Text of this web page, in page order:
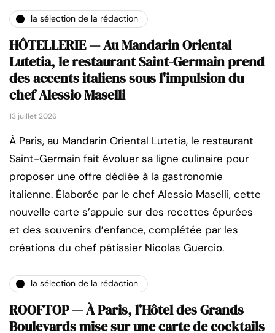
la sélection de la rédaction
HÔTELLERIE — Au Mandarin Oriental
Lutetia, le restaurant Saint-Germain prend
des accents italiens sous l'impulsion du
chef Alessio Maselli
13 juillet 2026
À Paris, au Mandarin Oriental Lutetia, le restaurant
Saint-Germain fait évoluer sa ligne culinaire pour
proposer une offre dédiée à la gastronomie
italienne. Élaborée par le chef Alessio Maselli, cette
nouvelle carte s’appuie sur des recettes épurées
et des souvenirs d’enfance, complétée par les
créations du chef pâtissier Nicolas Guercio.
la sélection de la rédaction
ROOFTOP — À Paris, l’Hôtel des Grands
Boulevards mise sur une carte de cocktails